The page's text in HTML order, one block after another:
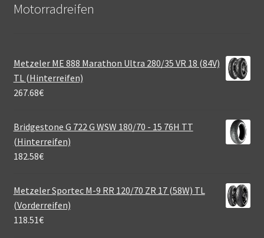
Motorradreifen
Metzeler ME 888 Marathon Ultra 280/35 VR 18 (84V)
TL (Hinterreifen)
267.68€
Bridgestone G 722 G WSW 180/70 - 15 76H TT
(Hinterreifen)
182.58€
Metzeler Sportec M-9 RR 120/70 ZR 17 (58W) TL
(Vorderreifen)
118.51€